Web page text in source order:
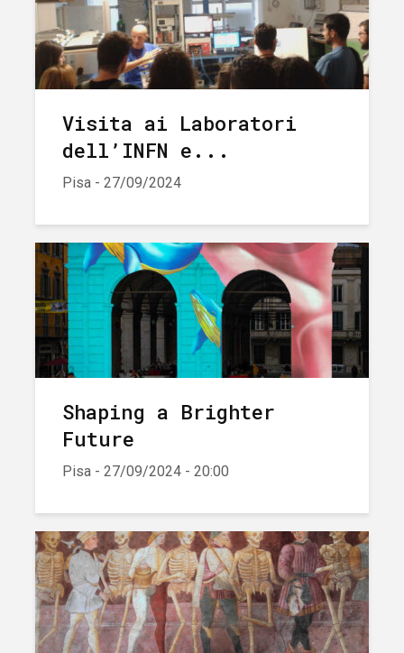
Visita ai Laboratori
dell’INFN e...
Pisa - 27/09/2024
Shaping a Brighter
Future
Pisa - 27/09/2024 - 20:00